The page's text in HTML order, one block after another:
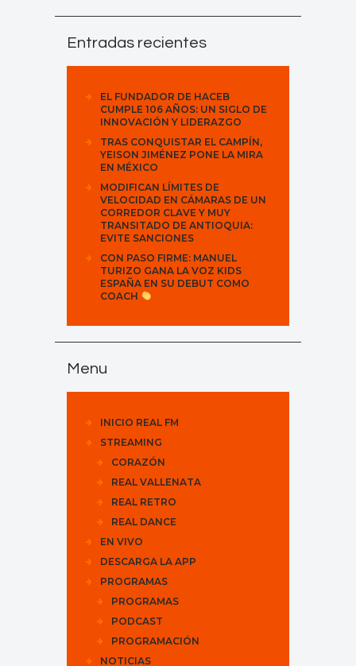
Entradas recientes
EL FUNDADOR DE HACEB
CUMPLE 106 AÑOS: UN SIGLO DE
INNOVACIÓN Y LIDERAZGO
TRAS CONQUISTAR EL CAMPÍN,
YEISON JIMÉNEZ PONE LA MIRA
EN MÉXICO
MODIFICAN LÍMITES DE
VELOCIDAD EN CÁMARAS DE UN
CORREDOR CLAVE Y MUY
TRANSITADO DE ANTIOQUIA:
EVITE SANCIONES
CON PASO FIRME: MANUEL
TURIZO GANA LA VOZ KIDS
ESPAÑA EN SU DEBUT COMO
COACH
Menu
INICIO REAL FM
STREAMING
CORAZÓN
REAL VALLENATA
REAL RETRO
REAL DANCE
EN VIVO
DESCARGA LA APP
PROGRAMAS
PROGRAMAS
PODCAST
PROGRAMACIÓN
NOTICIAS